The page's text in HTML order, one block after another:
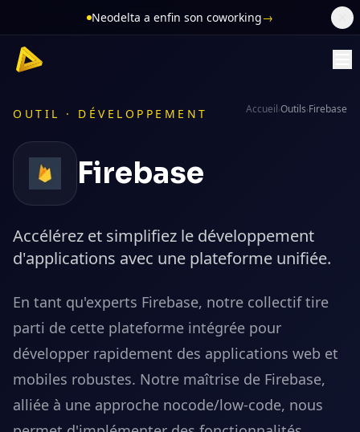
Neodelta a enfin son coworking→
Accueil›Outils›Firebase
OUTIL · DÉVELOPPEMENT
Firebase
Accélérez et simplifiez le développement
d'applications avec une plateforme unifiée.
En tant qu'experts Firebase, notre collectif tire
parti de cette plateforme intégrée pour
développer rapidement des applications web et
mobiles robustes. Notre maîtrise de Firebase,
alliée à une approche nocode/low-code, nous